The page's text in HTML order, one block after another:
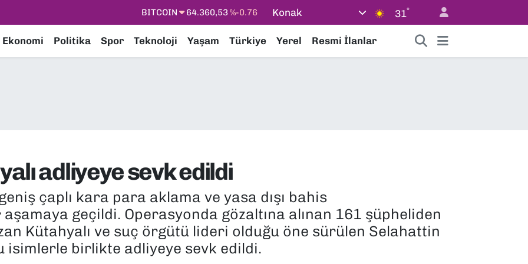
DOLAR 47,7069%0.17
STERLİN
64,1897%0.02
Konak 31°
Ekonomi Politika Spor Teknoloji Yaşam Türkiye Yerel Resmi İlanlar
adliyeye sevk edildi
çaplı kara para aklama ve yasa dışı bahis
geçildi. Operasyonda gözaltına alınan 161 şüpheliden
Kütahyalı ve suç örgütü lideri olduğu öne sürülen Selahattin
isimlerle birlikte adliyeye sevk edildi.